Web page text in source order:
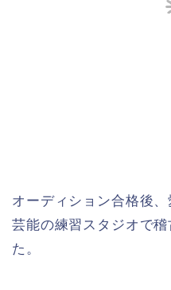
オーディション合格後
芸能の練習スタジオで
た。